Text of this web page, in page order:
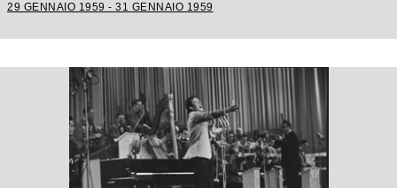
29 GENNAIO 1959 - 31 GENNAIO 1959